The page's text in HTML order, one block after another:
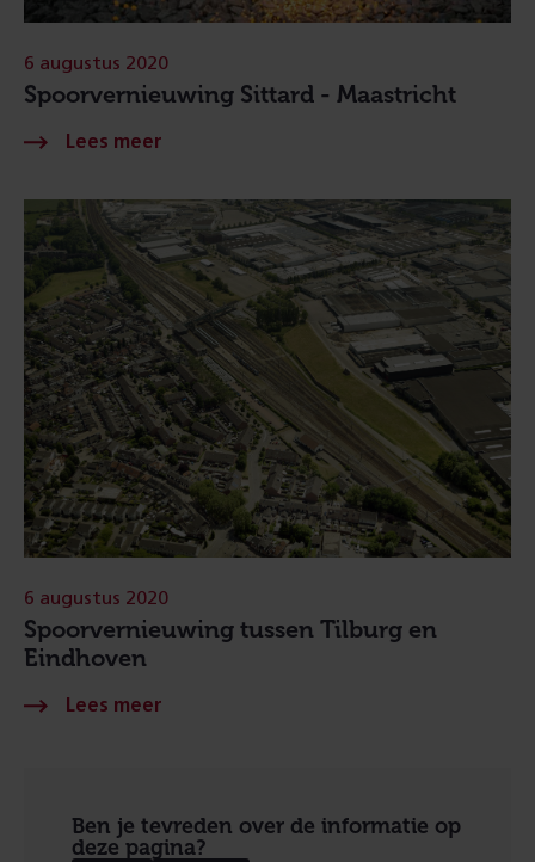
Spoorvernieuwing Sittard - Maastricht
6 augustus 2020
Spoorvernieuwing tussen Tilburg en
Eindhoven
6 augustus 2020
Ben je tevreden over de informatie op
deze pagina?